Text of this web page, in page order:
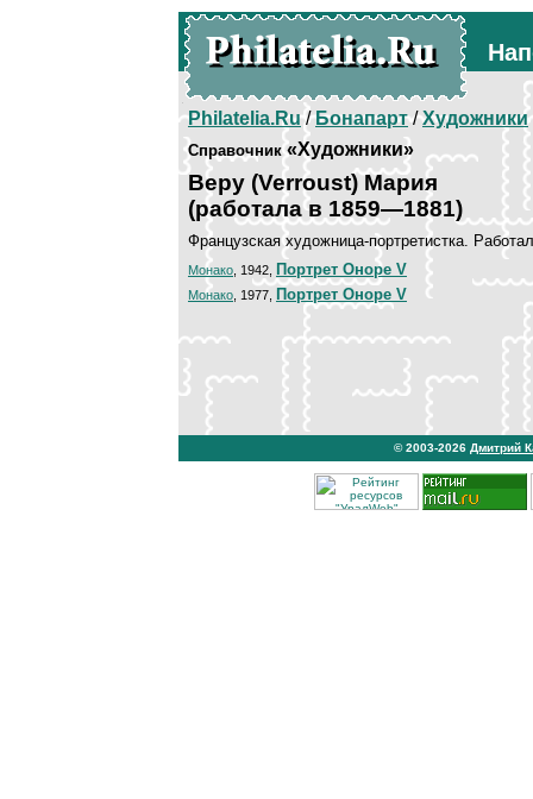
Philatelia.Ru/Бонапарт/Художники
Справочник«Художники»
Веру (Verroust) Мария
(работала в 1859—1881)
Французская художница-портретистка.
Монако , 1942, Портрет Оноре V
Монако , 1977, Портрет Оноре V
© 2003-2026 Дмитрий